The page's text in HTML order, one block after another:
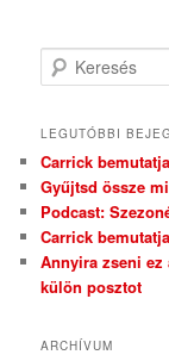
Keresés
LEGUTÓBBI
Carrick
Gyűjtsd össze
Podcast:
Carrick
Annyira zseni
külön posztot
ARCHÍVUM